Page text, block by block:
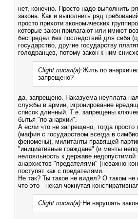
нет, конечно. Просто надо выполнить
закона. Как и выполнить ряд
просто прихоти экономических
которые закон прилагают или имиют
беспредел без последствий для себя
государство, другие государству
голодранцев, потому закон к ним
Clight писал(а):Жить по
запрещено?
да, запрещено. Наказуема неуплата
службы в армии, игронирование
список длинный. Т.е. запрещены
бытья "по анархии".
А если что не запрещено, тогда просто
(мафия с государством всегда в
феномены), милитанты правящей
"инициативные граждане" (и менты
нелояльность к державе недопустимой
анархистов "предателями" (неважно
поступят как с предателями.
Не так? Ты такое не видел? О таком
что это - некая чокнутая
Clight писал(а): Не нарушать